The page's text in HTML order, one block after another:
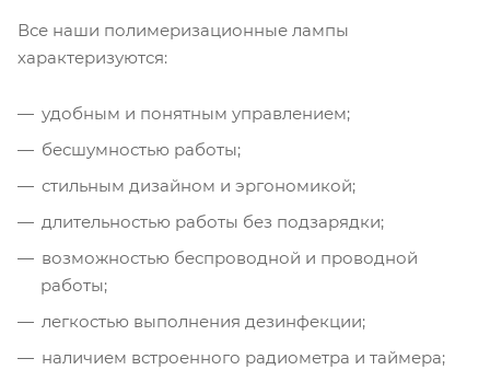
Все наши полимеризационные лампы
характеризуются:
удобным и понятным управлением;
бесшумностью работы;
стильным дизайном и эргономикой;
длительностью работы без подзарядки;
возможностью беспроводной и проводной
работы;
легкостью выполнения дезинфекции;
наличием встроенного радиометра и таймера;